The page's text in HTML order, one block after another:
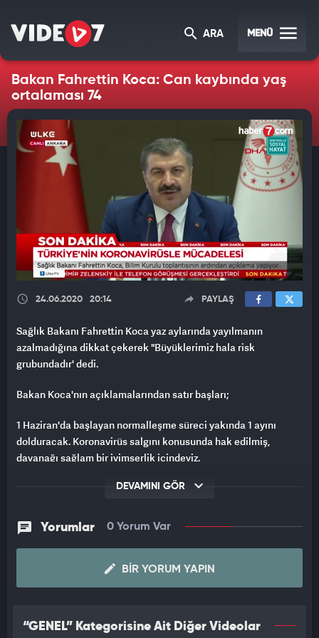
ARA MENÜ
Bakan Fahrettin Koca: Can kaybında yaş
ortalaması 74
24.06.2020 20:14 PAYLAŞ
Sağlık Bakanı Fahrettin Koca yaz aylarında yayılmanın
azalmadığına dikkat çekerek "Büyüklerimiz hala risk
grubundadır' dedi.
Bakan Koca'nın açıklamalarından satır başları;
1 Haziran'da başlayan normalleşme süreci yakında 1 ayını
dolduracak. Koronavirüs salgını konusunda hak edilmiş,
dayanağı sağlam bir iyimserlik içindeyiz.
Kontrol dışı olayları hariç tutarsak, bugünkü hayatımız
hayattır. Kontrollü sosyal hayatla hayat kalitemiz daha da
artacaktır.
Kontrol dışı gelişmeleri ayrı tututarsak, önümüzdeki günlerin
bu yaz günleri gibi aydınlık olacağına güçlü gerekçelerimiz var.
DEVAMINI GÖR
Yorumlar 0 Yorum Var
BIR YORUM YAPIN
“GENEL” Kategorisine Ait Diğer Videolar